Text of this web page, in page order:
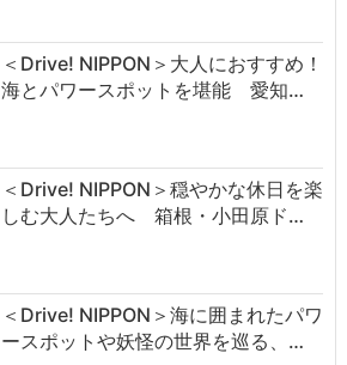
＜Drive! NIPPON＞大人におすすめ！
海とパワースポットを堪能 愛知…
＜Drive! NIPPON＞穏やかな休日を楽
しむ大人たちへ 箱根・小田原ド…
＜Drive! NIPPON＞海に囲まれたパワ
ースポットや妖怪の世界を巡る、…